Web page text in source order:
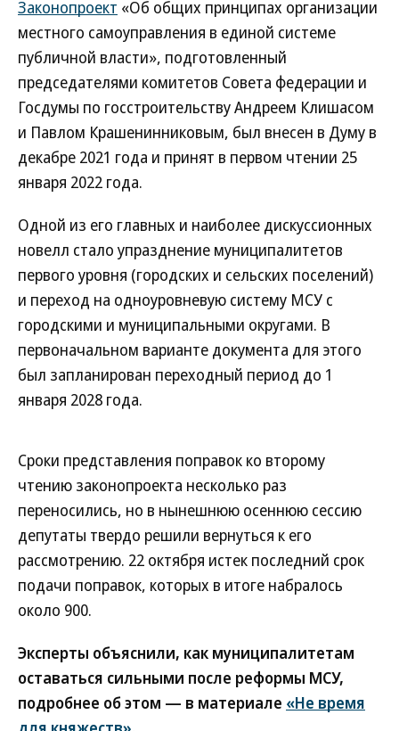
Законопроект «Об общих принципах организации
местного самоуправления в единой системе
публичной власти», подготовленный
председателями комитетов Совета федерации и
Госдумы по госстроительству Андреем Клишасом
и Павлом Крашенинниковым, был внесен в Думу в
декабре 2021 года и принят в первом чтении 25
января 2022 года.
Одной из его главных и наиболее дискуссионных
новелл стало упразднение муниципалитетов
первого уровня (городских и сельских поселений)
и переход на одноуровневую систему МСУ с
городскими и муниципальными округами. В
первоначальном варианте документа для этого
был запланирован переходный период до 1
января 2028 года.
Сроки представления поправок ко второму
чтению законопроекта несколько раз
переносились, но в нынешнюю осеннюю сессию
депутаты твердо решили вернуться к его
рассмотрению. 22 октября истек последний срок
подачи поправок, которых в итоге набралось
около 900.
Эксперты объяснили, как муниципалитетам
оставаться сильными после реформы МСУ,
подробнее об этом — в материале «Не время